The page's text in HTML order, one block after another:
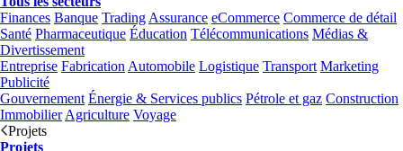
Finances Banque Trading Assurance eCommerce Commerce de détail
Santé Pharmaceutique Éducation Télécommunications Médias &
Divertissement
Entreprise Fabrication Automobile Logistique Transport Marketing
Publicité
Gouvernement Énergie & Services publics Pétrole et gaz Construction
Immobilier Agriculture Voyage
Projets
Projets